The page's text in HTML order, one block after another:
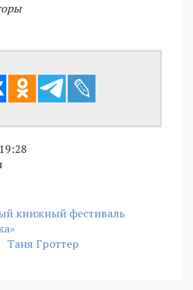
книжный фестиваль
Таня Гроттер